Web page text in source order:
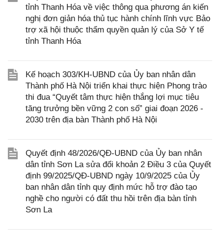
tỉnh Thanh Hóa về việc thông qua phương án kiến
nghị đơn giản hóa thủ tục hành chính lĩnh vực Bảo
trợ xã hội thuộc thẩm quyền quản lý của Sở Y tế
tỉnh Thanh Hóa
Kế hoạch 303/KH-UBND của Ủy ban nhân dân
Thành phố Hà Nội triển khai thực hiện Phong trào
thi đua “Quyết tâm thực hiện thắng lợi mục tiêu
tăng trưởng bền vững 2 con số” giai đoạn 2026 -
2030 trên địa bàn Thành phố Hà Nội
Quyết định 48/2026/QĐ-UBND của Ủy ban nhân
dân tỉnh Sơn La sửa đổi khoản 2 Điều 3 của Quyết
định 99/2025/QĐ-UBND ngày 10/9/2025 của Ủy
ban nhân dân tỉnh quy định mức hỗ trợ đào tạo
nghề cho người có đất thu hồi trên địa bàn tỉnh
Sơn La